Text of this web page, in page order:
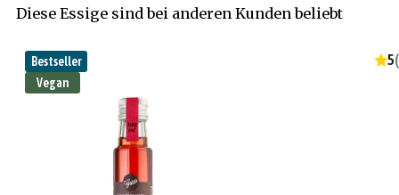
Diese Essige sind bei anderen Kunden beliebt
Bestseller
Vegan
5(